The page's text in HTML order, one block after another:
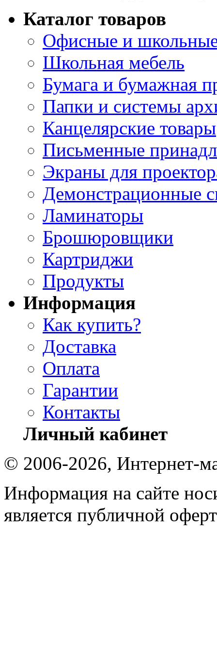
Каталог товаров
Офисные и
Школьная мебель
Бумага и бумажная
Папки и системы
Канцелярские товары
Письменные
Экраны для
Демонстрационные
Ламинаторы
Брошюровщики
Картриджи
Продукты
Информация
Как купить?
Доставка
Оплата
Гарантии
Контакты
Личный кабинет
© 2006-2026, Интернет-
Информация на сайте
является публичной